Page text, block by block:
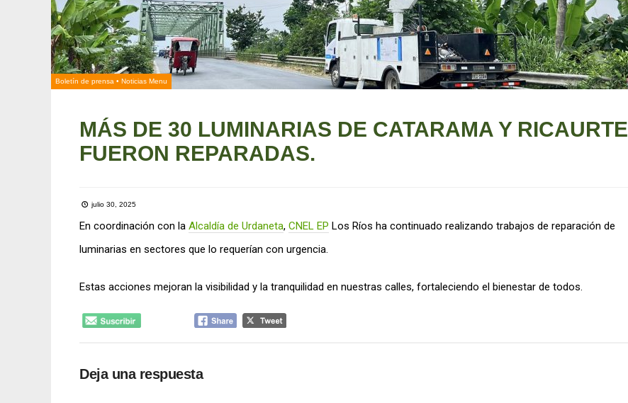
Boletín de prensa • Noticias Menu
MÁS DE 30 LUMINARIAS DE CATARAMA Y RICAURTE
FUERON REPARADAS.
julio 30, 2025
En coordinación con la Alcaldía de Urdaneta, CNEL EP Los Ríos ha continuado realizando trabajos de reparación de
luminarias en sectores que lo requerían con urgencia.
Estas acciones mejoran la visibilidad y la tranquilidad en nuestras calles, fortaleciendo el bienestar de todos.
Deja una respuesta